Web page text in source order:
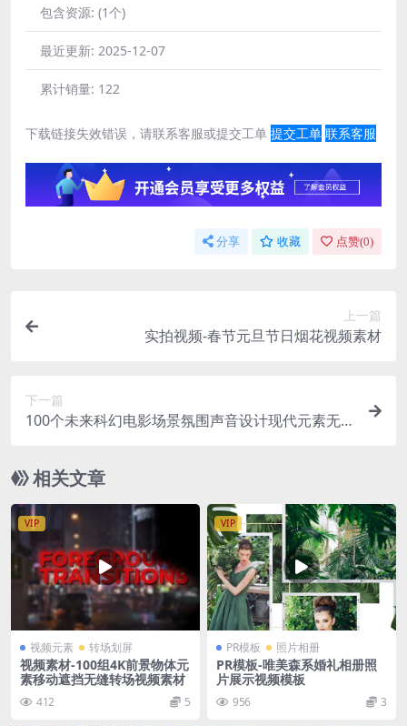
包含资源: (1个)
最近更新: 2025-12-07
累计销量: 122
下载链接失效错误，请联系客服或提交工单 提交工单 联系客服
分享 收藏 点赞(0)
上一篇
实拍视频-春节元旦节日烟花视频素材
下一篇
100个未来科幻电影场景氛围声音设计现代元素无
相关文章
VIP
视频元素 转场划屏
视频素材-100组4K前景物体元
素移动遮挡无缝转场视频素材
412 5
VIP
PR模板 照片相册
PR模板-唯美森系婚礼相册照
片展示视频模板
956 3